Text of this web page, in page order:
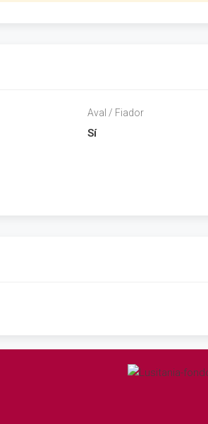
Aval / Fiador
Sí